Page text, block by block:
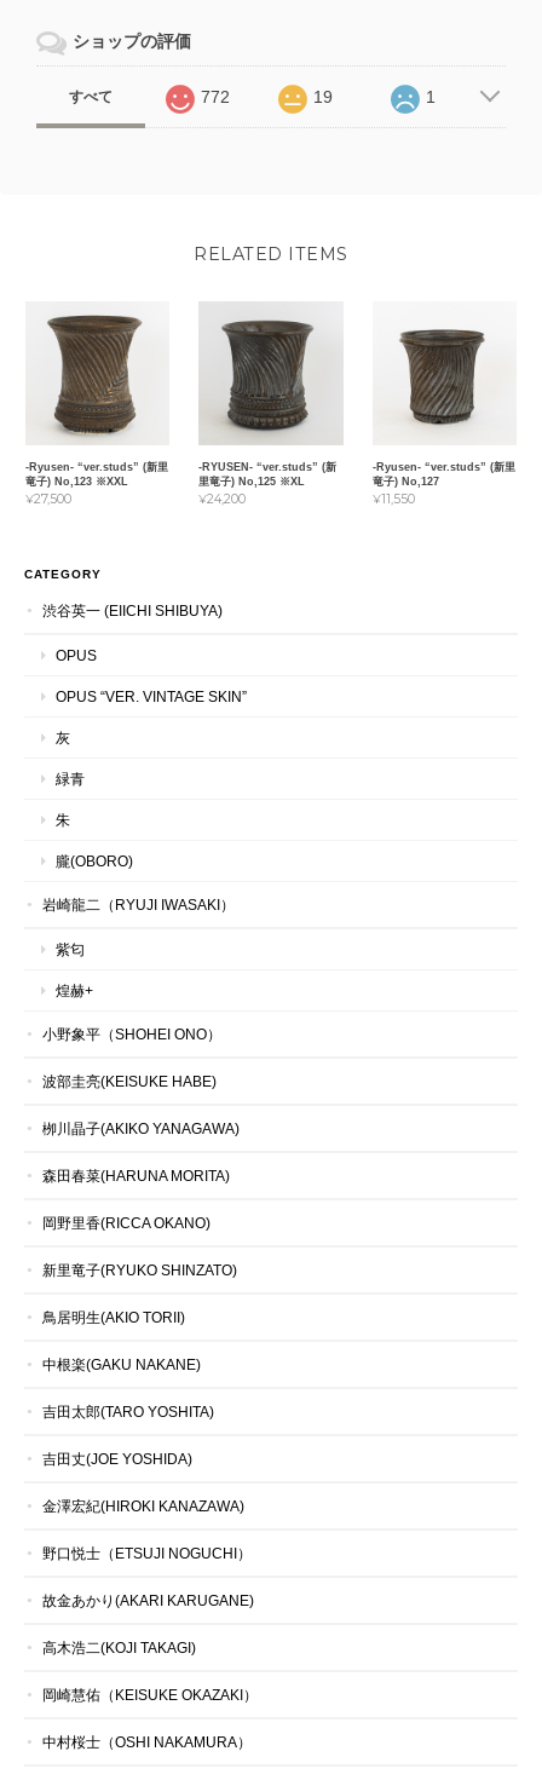
ショップの評価
すべて 772 19 1
RELATED ITEMS
-Ryusen- “ver.studs” (新里
竜子) No,123 ※XXL
¥27,500
-RYUSEN- “ver.studs” (新
里竜子) No,125 ※XL
¥24,200
-Ryusen- “ver.studs” (新里
竜子) No,127
¥11,550
CATEGORY
渋谷英一 (EIICHI SHIBUYA)
OPUS
OPUS “VER. VINTAGE SKIN”
灰
緑青
朱
朧(OBORO)
岩崎龍二（RYUJI IWASAKI）
紫匂
煌赫+
小野象平（SHOHEI ONO）
波部圭亮(KEISUKE HABE)
栁川晶子(AKIKO YANAGAWA)
森田春菜(HARUNA MORITA)
岡野里香(RICCA OKANO)
新里竜子(RYUKO SHINZATO)
鳥居明生(AKIO TORII)
中根楽(GAKU NAKANE)
吉田太郎(TARO YOSHITA)
吉田丈(JOE YOSHIDA)
金澤宏紀(HIROKI KANAZAWA)
野口悦士（ETSUJI NOGUCHI）
故金あかり(AKARI KARUGANE)
高木浩二(KOJI TAKAGI)
岡崎慧佑（KEISUKE OKAZAKI）
中村桜士（OSHI NAKAMURA）